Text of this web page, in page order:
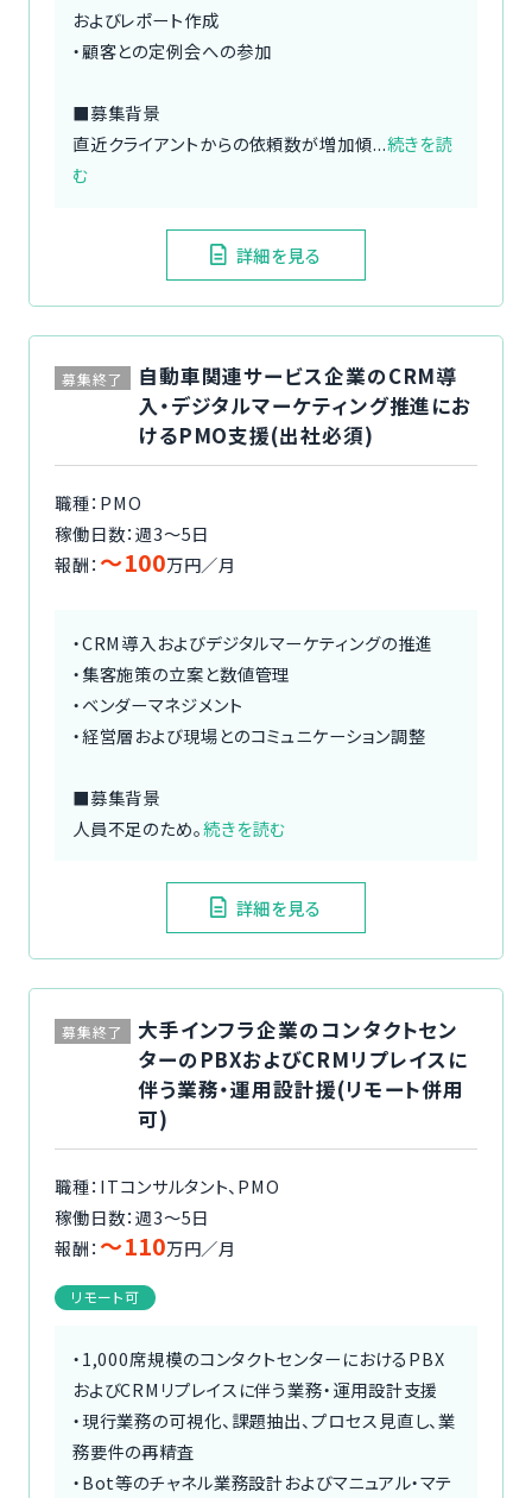
およびレポート作成
・顧客との定例会への参加
■募集背景
直近クライアントからの依頼数が増加傾...続きを読
む
詳細を見る
募集終了
自動車関連サービス企業のCRM導
入・デジタルマーケティング推進にお
けるPMO支援(出社必須)
職種：PMO
稼働日数：週3〜5日
報酬： 〜100万円／月
・CRM導入およびデジタルマーケティングの推進
・集客施策の立案と数値管理
・ベンダーマネジメント
・経営層および現場とのコミュニケーション調整
■募集背景
人員不足のため。続きを読む
詳細を見る
募集終了
大手インフラ企業のコンタクトセン
ターのPBXおよびCRMリプレイスに
伴う業務・運用設計援(リモート併用
可)
職種：ITコンサルタント、PMO
稼働日数：週3〜5日
報酬： 〜110万円／月
リモート可
・1,000席規模のコンタクトセンターにおけるPBX
およびCRMリプレイスに伴う業務・運用設計支援
・現行業務の可視化、課題抽出、プロセス見直し、業
務要件の再精査
・Bot等のチャネル業務設計およびマニュアル・マテ